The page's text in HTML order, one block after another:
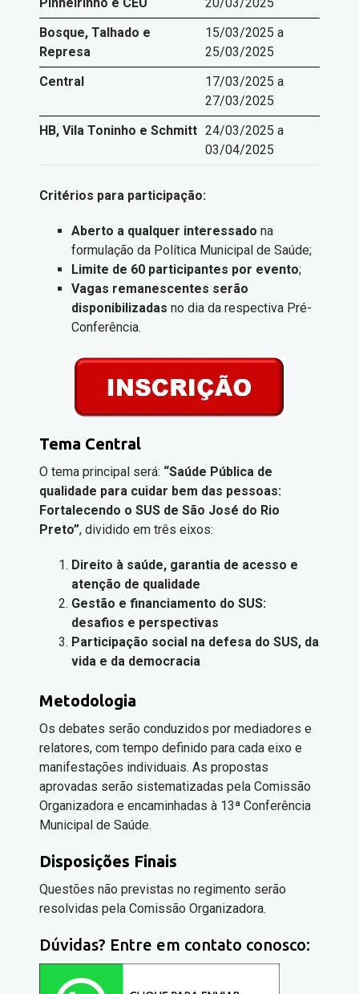
Bosque, Talhado e
Represa
15/03/2025 a
25/03/2025
Central
17/03/2025 a
27/03/2025
HB, Vila Toninho e Schmitt 24/03/2025 a
03/04/2025
Critérios para participação:
Aberto a qualquer interessado na
formulação da Política Municipal de Saúde;
Limite de 60 participantes por evento;
Vagas remanescentes serão
disponibilizadas no dia da respectiva Pré-
Conferência.
Tema Central
O tema principal será: “Saúde Pública de
qualidade para cuidar bem das pessoas:
Fortalecendo o SUS de São José do Rio
Preto”, dividido em três eixos:
Direito à saúde, garantia de acesso e
atenção de qualidade
Gestão e financiamento do SUS:
desafios e perspectivas
Participação social na defesa do SUS, da
vida e da democracia
Metodologia
Os debates serão conduzidos por mediadores e
relatores, com tempo definido para cada eixo e
manifestações individuais. As propostas
aprovadas serão sistematizadas pela Comissão
Organizadora e encaminhadas à 13ª Conferência
Municipal de Saúde.
Disposições Finais
Questões não previstas no regimento serão
resolvidas pela Comissão Organizadora.
Dúvidas? Entre em contato conosco: